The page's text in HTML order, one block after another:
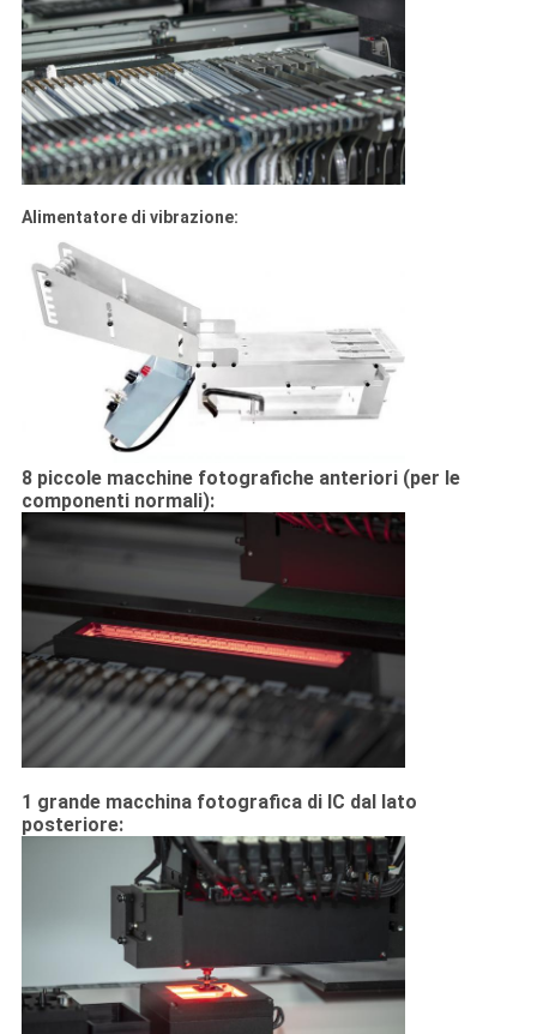
Alimentatore di vibrazione:
8 piccole macchine fotografiche anteriori (per le
componenti normali):
1 grande macchina fotografica di IC dal lato
posteriore: